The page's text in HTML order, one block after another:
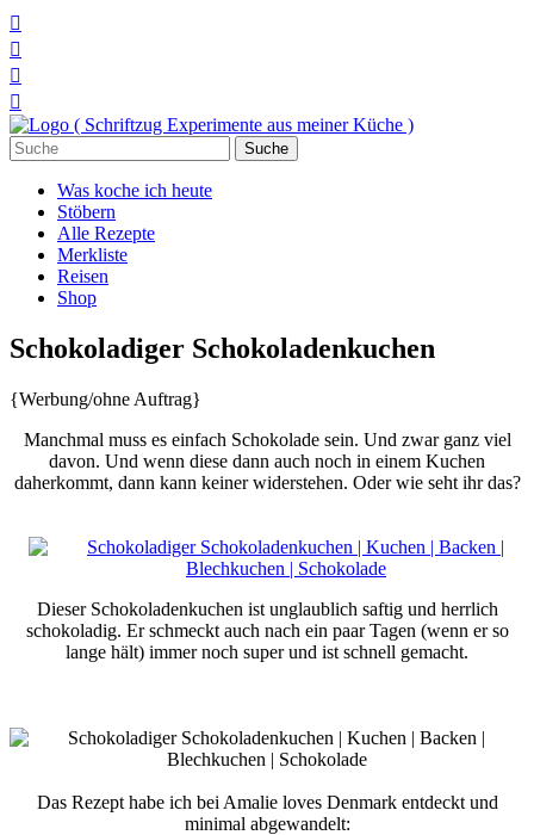




Suchen
nach:
Was koche ich heute
Stöbern
Alle Rezepte
Merkliste
Reisen
Shop
Schokoladiger Schokoladenkuchen
{Werbung/ohne Auftrag}
Manchmal muss es einfach Schokolade sein. Und zwar ganz viel
davon. Und wenn diese dann auch noch in einem Kuchen
daherkommt, dann kann keiner widerstehen. Oder wie seht ihr das?
Dieser Schokoladenkuchen ist unglaublich saftig und herrlich
schokoladig. Er schmeckt auch nach ein paar Tagen (wenn er so
lange hält) immer noch super und ist schnell gemacht.
Das Rezept habe ich bei Amalie loves Denmark entdeckt und
minimal abgewandelt: